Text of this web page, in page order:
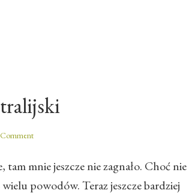
mnie jeszcze nie zagnało. Choć nie
powodów. Teraz jeszcze bardziej